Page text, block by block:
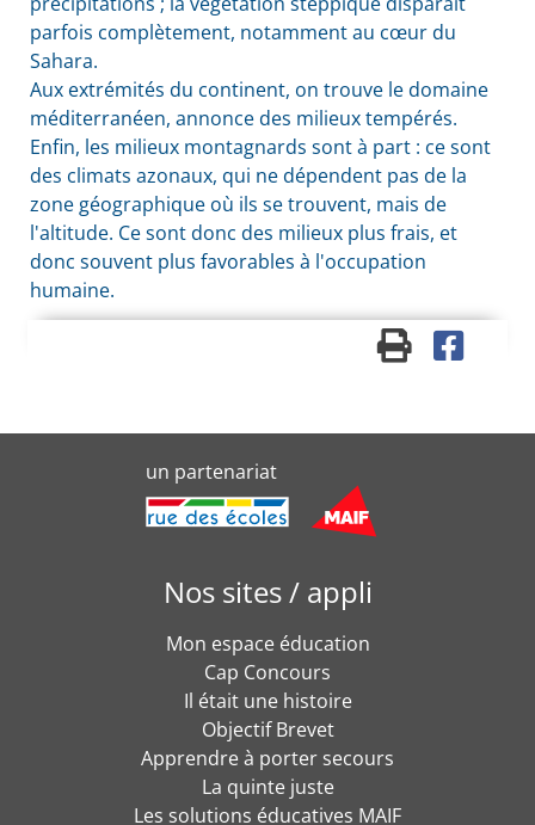
parfois complètement, notamment au cœur du
Sahara.
Aux extrémités du continent, on trouve le domaine
méditerranéen, annonce des milieux tempérés.
Enfin, les milieux montagnards sont à part : ce sont
des climats azonaux, qui ne dépendent pas de la
zone géographique où ils se trouvent, mais de
l'altitude. Ce sont donc des milieux plus frais, et
donc souvent plus favorables à l'occupation
humaine.
un partenariat
Nos sites / appli
Mon espace éducation
Cap Concours
Il était une histoire
Objectif Brevet
Apprendre à porter secours
La quinte juste
Les solutions éducatives MAIF